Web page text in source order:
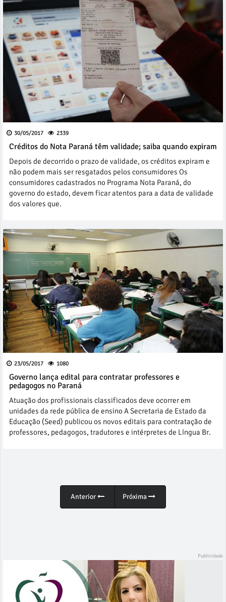
30/05/2017 2339
Créditos do Nota Paraná têm validade; saiba quando expiram
Depois de decorrido o prazo de validade, os créditos expiram e
não podem mais ser resgatados pelos consumidores Os
consumidores cadastrados no Programa Nota Paraná, do
governo do estado, devem ficar atentos para a data de validade
dos valores que.
23/05/2017 1080
Governo lança edital para contratar professores e
pedagogos no Paraná
Atuação dos profissionais classificados deve ocorrer em
unidades da rede pública de ensino A Secretaria de Estado da
Educação (Seed) publicou os novos editais para contratação de
professores, pedagogos, tradutores e intérpretes de Língua Br.
Anterior Próxima